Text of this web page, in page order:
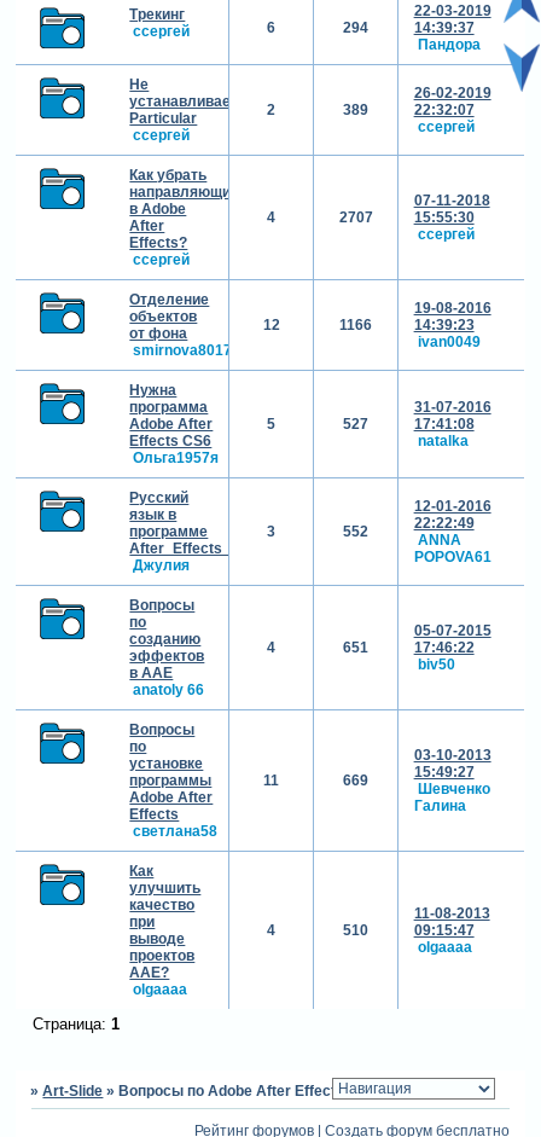
Трекинг
cсергей
6 294
22-03-2019
14:39:37
Пандора
Не
устанавливается
Particular
cсергей
2 389
26-02-2019
22:32:07
cсергей
Как убрать
направляющие
в Adobe
After
Effects?
cсергей
4 2707
07-11-2018
15:55:30
cсергей
Отделение
объектов
от фона
smirnova8017
12 1166
19-08-2016
14:39:23
ivan0049
Нужна
программа
Adobe After
Effects CS6
Ольга1957я
5 527
31-07-2016
17:41:08
natalka
Русский
язык в
программе
After_Effects_CS6_11.0.1.12
Джулия
3 552
12-01-2016
22:22:49
ANNA
POPOVA61
Вопросы
по
созданию
эффектов
в ААЕ
anatoly 66
4 651
05-07-2015
17:46:22
biv50
Вопросы
по
установке
программы
Adobe After
Effects
светлана58
11 669
03-10-2013
15:49:27
Шевченко
Галина
Как
улучшить
качество
при
выводе
проектов
AAE?
olgaaaa
4 510
11-08-2013
09:15:47
olgaaaa
Страница: 1
»Art-Slide »Вопросы по Adobe After Effects
Рейтинг форумов |Создать форум бесплатно